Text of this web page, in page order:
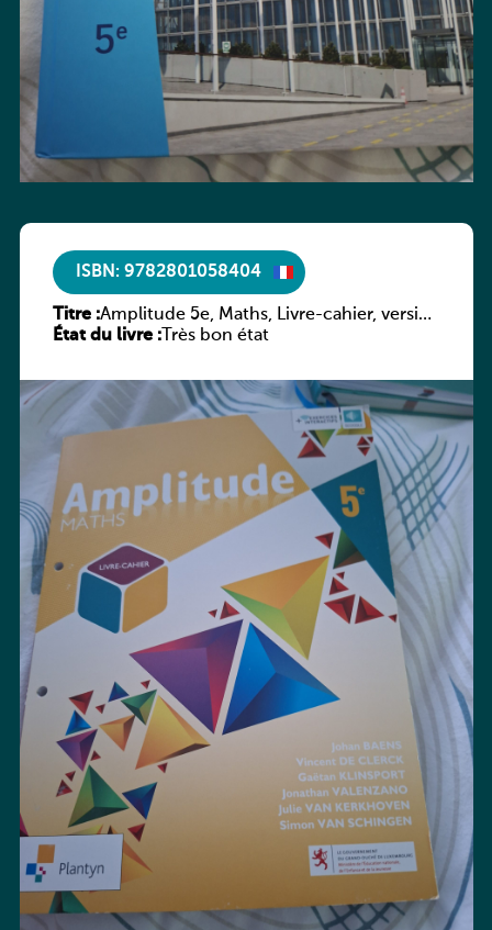
ISBN: 9782801058404
Titre :Amplitude 5e, Maths, Livre-cahier, version
luxembourgeoise
État du livre :Très bon état